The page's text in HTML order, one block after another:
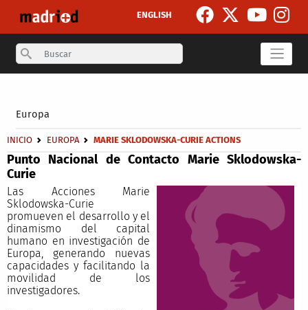
ENGLISH
Search
Europa
Sobrescribir enlaces de ayuda a la navegación
INICIO EUROPA MARIE SKLODOWSKA-CURIE ACTIONS
Punto Nacional de Contacto Marie Sklodowska-
Curie
Las Acciones Marie
Sklodowska-Curie
promueven el desarrollo y el
dinamismo del capital
humano en investigación de
Europa, generando nuevas
capacidades y facilitando la
movilidad de los
investigadores.